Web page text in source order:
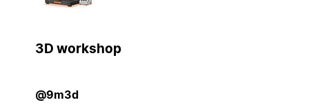
3D workshop
@9m3d